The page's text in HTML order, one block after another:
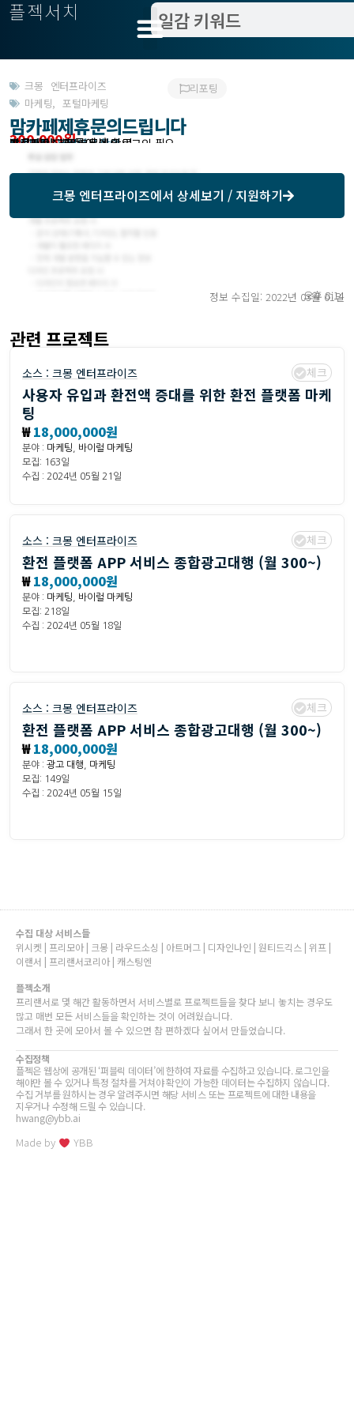
플젝서치
크몽 엔터프라이즈
마케팅,포털마케팅
리포팅
맘카페제휴문의드립니다
300,000원
작업방식 : 외주
모집기한 : 크몽에서 확인
예상기간 : 14일
프로젝트조회 : 크몽에서 로그인 필요
받은제안 : 크몽에서 확인
크몽 엔터프라이즈에서 상세보기 / 지원하기
정보 수집일: 2022년 03월 01일
오후 8:14
관련 프로젝트
소스 : 크몽 엔터프라이즈 체크
사용자 유입과 환전액 증대를 위한 환전 플랫폼 마케
팅
₩18,000,000원
분야 : 마케팅
바이럴 마케팅
모집: 163일
수집 : 2024년 05월 21일
소스 : 크몽 엔터프라이즈 체크
환전 플랫폼 APP 서비스 종합광고대행 (월 300~)
₩18,000,000원
분야 : 마케팅
바이럴 마케팅
모집: 218일
수집 : 2024년 05월 18일
소스 : 크몽 엔터프라이즈 체크
환전 플랫폼 APP 서비스 종합광고대행 (월 300~)
₩18,000,000원
분야 : 광고 대행
마케팅
모집: 149일
수집 : 2024년 05월 15일
수집 대상 서비스들
위시켓 | 프리모아 | 크몽 | 라우드소싱 | 아트머그 | 디자인나인 | 원티드긱스 | 위프 |
이랜서 | 프리랜서코리아 | 캐스팅엔
플젝소개
프리랜서로 몇 해간 활동하면서 서비스별로 프로젝트들을 찾다 보니 놓치는 경우도
많고 매번 모든 서비스들을 확인하는 것이 어려웠습니다.
그래서 한 곳에 모아서 볼 수 있으면 참 편하겠다 싶어서 만들었습니다.
수집정책
플젝은 웹상에 공개된 ‘퍼블릭 데이터’에 한하여 자료를 수집하고 있습니다. 로그인을
해야만 볼 수 있거나 특정 절차를 거쳐야 확인이 가능한 데이터는 수집하지 않습니다.
수집 거부를 원하시는 경우 알려주시면 해당 서비스 또는 프로젝트에 대한 내용을
지우거나 수정해 드릴 수 있습니다.
hwang@ybb.ai
Made by YBB